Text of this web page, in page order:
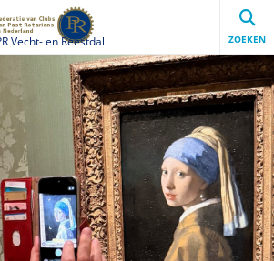
Vecht- en Reestdal ZOEKEN